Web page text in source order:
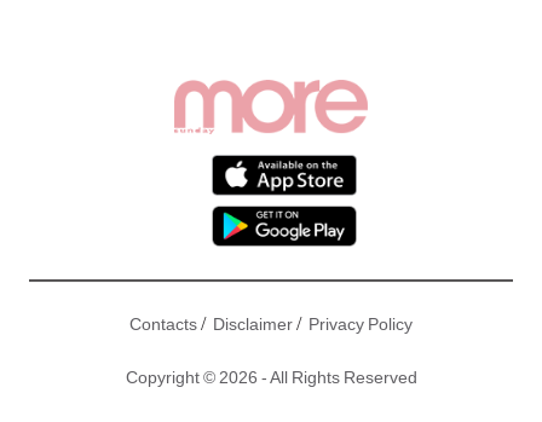
Contacts/ Disclaimer/ Privacy Policy
Copyright © 2026 - All Rights Reserved